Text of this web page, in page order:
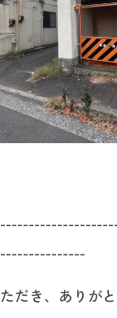
だき、ありがと